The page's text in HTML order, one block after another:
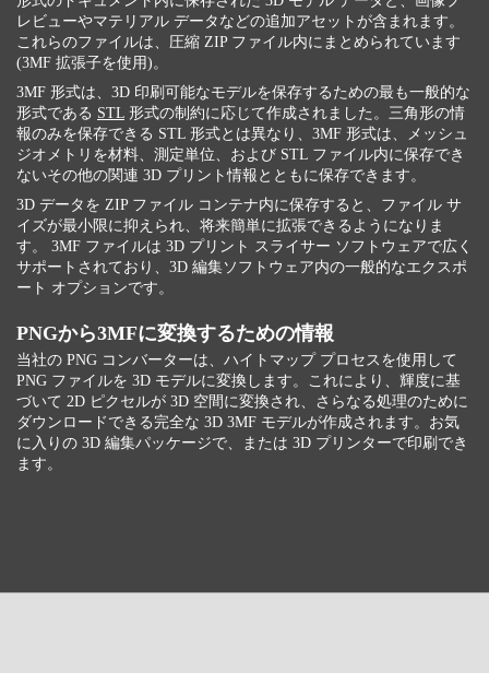
レビューやマテリアル データなどの追加アセットが含まれます。
これらのファイルは、圧縮 ZIP ファイル内にまとめられています
(3MF 拡張子を使用)。
3MF 形式は、3D 印刷可能なモデルを保存するための最も一般的な
形式である STL 形式の制約に応じて作成されました。三角形の情
報のみを保存できる STL 形式とは異なり、3MF 形式は、メッシュ
ジオメトリを材料、測定単位、および STL ファイル内に保存でき
ないその他の関連 3D プリント情報とともに保存できます。
3D データを ZIP ファイル コンテナ内に保存すると、ファイル サ
イズが最小限に抑えられ、将来簡単に拡張できるようになりま
す。 3MF ファイルは 3D プリント スライサー ソフトウェアで広く
サポートされており、3D 編集ソフトウェア内の一般的なエクスポ
ート オプションです。
PNGから3MFに変換するための情報
当社の PNG コンバーターは、ハイトマップ プロセスを使用して
PNG ファイルを 3D モデルに変換します。これにより、輝度に基
づいて 2D ピクセルが 3D 空間に変換され、さらなる処理のために
ダウンロードできる完全な 3D 3MF モデルが作成されます。お気
に入りの 3D 編集パッケージで、または 3D プリンターで印刷でき
ます。